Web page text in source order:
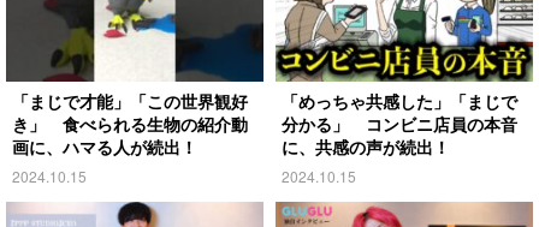
「まじで才能」「この世界観好
き」 食べられる生物の紹介動
画に、ハマる人が続出！
2024.10.15
「めっちゃ共感した」「まじで
分かる」 コンビニ店員の本音
に、共感の声が続出！
2024.10.15